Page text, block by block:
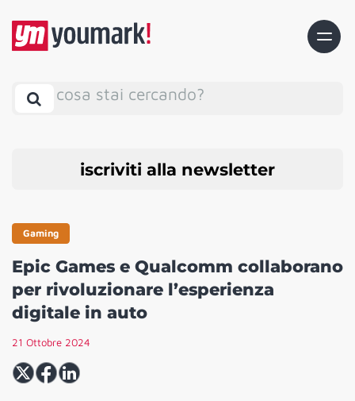
cosa stai cercando?
iscriviti alla newsletter
Gaming
Epic Games e Qualcomm collaborano
per rivoluzionare l’esperienza
digitale in auto
21 Ottobre 2024